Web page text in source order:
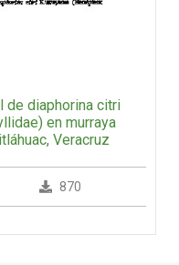
de diaphorina citri
en murraya
Veracruz
870